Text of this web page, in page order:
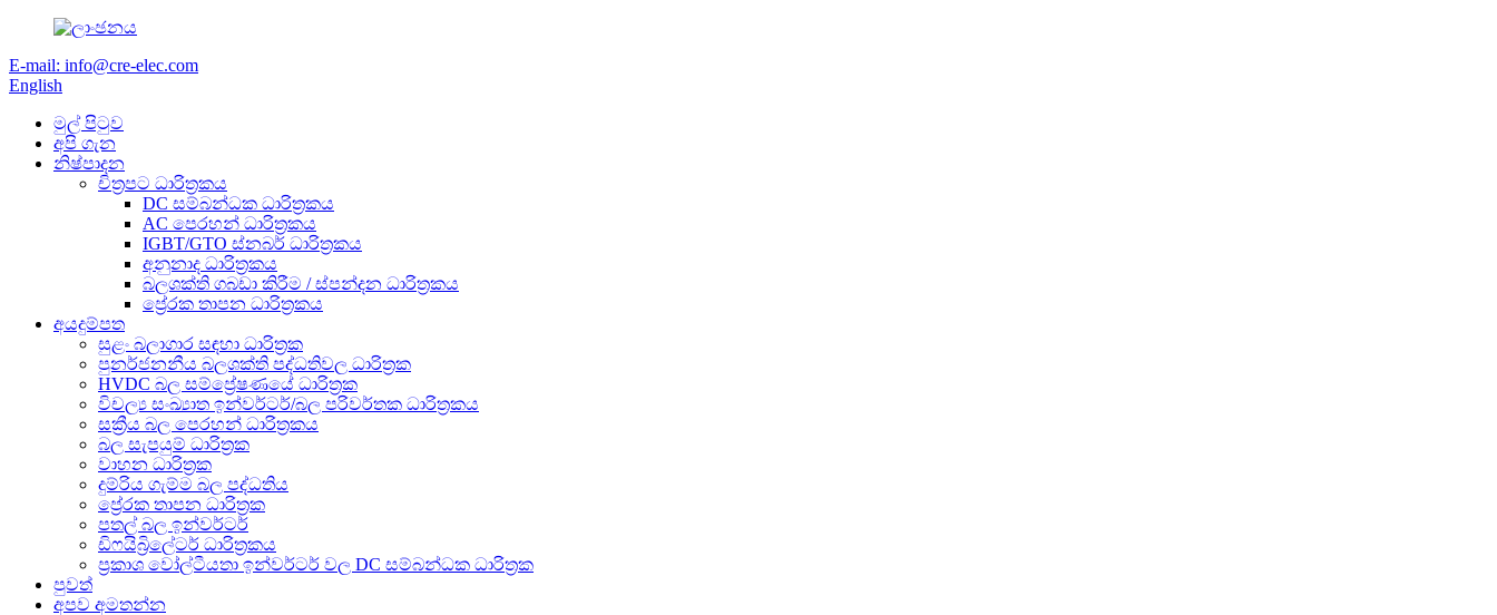
E-mail: info@cre-elec.com
English
මුල් පිටුව
අපි ගැන
නිෂ්පාදන
චිත්‍රපට ධාරිත්‍රකය
DC සම්බන්ධක ධාරිත්‍රකය
AC පෙරහන් ධාරිත්‍රකය
IGBT/GTO ස්නබර් ධාරිත්‍රකය
අනුනාද ධාරිත්‍රකය
බලශක්ති ගබඩා කිරීම / ස්පන්දන ධාරිත්‍රකය
ප්‍රේරක තාපන ධාරිත්‍රකය
අයදුම්පත
සුළං බලාගාර සඳහා ධාරිත්‍රක
පුනර්ජනනීය බලශක්ති පද්ධතිවල ධාරිත්‍රක
HVDC බල සම්ප්‍රේෂණයේ ධාරිත්‍රක
විචල්‍ය සංඛ්‍යාත ඉන්වර්ටර්/බල පරිවර්තක ධාරිත්‍රකය
සක්‍රීය බල පෙරහන් ධාරිත්‍රකය
බල සැපයුම් ධාරිත්‍රක
වාහන ධාරිත්‍රක
දුම්රිය ගැම්ම බල පද්ධතිය
ප්‍රේරක තාපන ධාරිත්‍රක
පතල් බල ඉන්වර්ටර්
ඩිෆයිබ්‍රිලේටර් ධාරිත්‍රකය
ප්‍රකාශ වෝල්ටීයතා ඉන්වර්ටර් වල DC සම්බන්ධක ධාරිත්‍රක
පුවත්
අපව අමතන්න